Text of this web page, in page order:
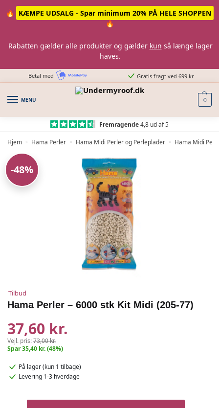
🔥
KÆMPE UDSALG - Spar minimum 20% PÅ HELE SHOPPEN
🔥
Rabatten gælder alle produkter og gælder kun så længe lager
haves.
Betal med Gratis fragt ved 699 kr.
MENU 0
Fremragende4,8 ud af 5
Hjem » Hama Perler » Hama Midi Perler og Perleplader » Hama Midi
-48%
Tilbud
Hama Perler – 6000 stk Kit Midi (205-77)
37,60 kr.
Vejl. pris:73,00 kr.
Spar 35,40 kr. (48%)
På lager(kun 1 tilbage)
Levering 1-3 hverdage